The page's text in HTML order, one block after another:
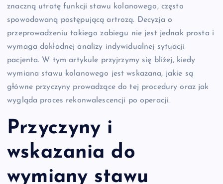
znaczną utratę funkcji stawu kolanowego, często
spowodowaną postępującą artrozą. Decyzja o
przeprowadzeniu takiego zabiegu nie jest jednak prosta i
wymaga dokładnej analizy indywidualnej sytuacji
pacjenta. W tym artykule przyjrzymy się bliżej, kiedy
wymiana stawu kolanowego jest wskazana, jakie są
główne przyczyny prowadzące do tej procedury oraz jak
wygląda proces rekonwalescencji po operacji.
Przyczyny i
wskazania do
wymiany stawu